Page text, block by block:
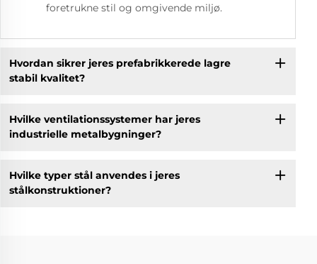
foretrukne stil og omgivende miljø.
Hvordan sikrer jeres prefabrikkerede lagre
stabil kvalitet?
Hvilke ventilationssystemer har jeres
industrielle metalbygninger?
Hvilke typer stål anvendes i jeres
stålkonstruktioner?